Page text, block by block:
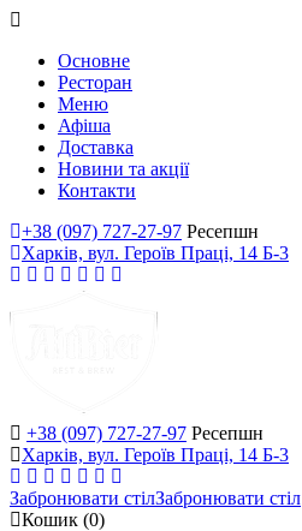
Основне
Ресторан
Меню
Афіша
Доставка
Новини та акції
Контакти
+38 (097) 727-27-97 Ресепшн
Харків, вул. Героїв Праці, 14 Б-3
+38 (097) 727-27-97 Ресепшн
Харків, вул. Героїв Праці, 14 Б-3
Забронювати стілЗабронювати стіл
Кошик (0)